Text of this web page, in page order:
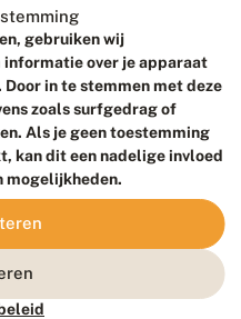
gebruiken wij
informatie over je apparaat
in te stemmen met deze
zoals surfgedrag of
Als je geen toestemming
kan dit een nadelige invloed
mogelijkheden.